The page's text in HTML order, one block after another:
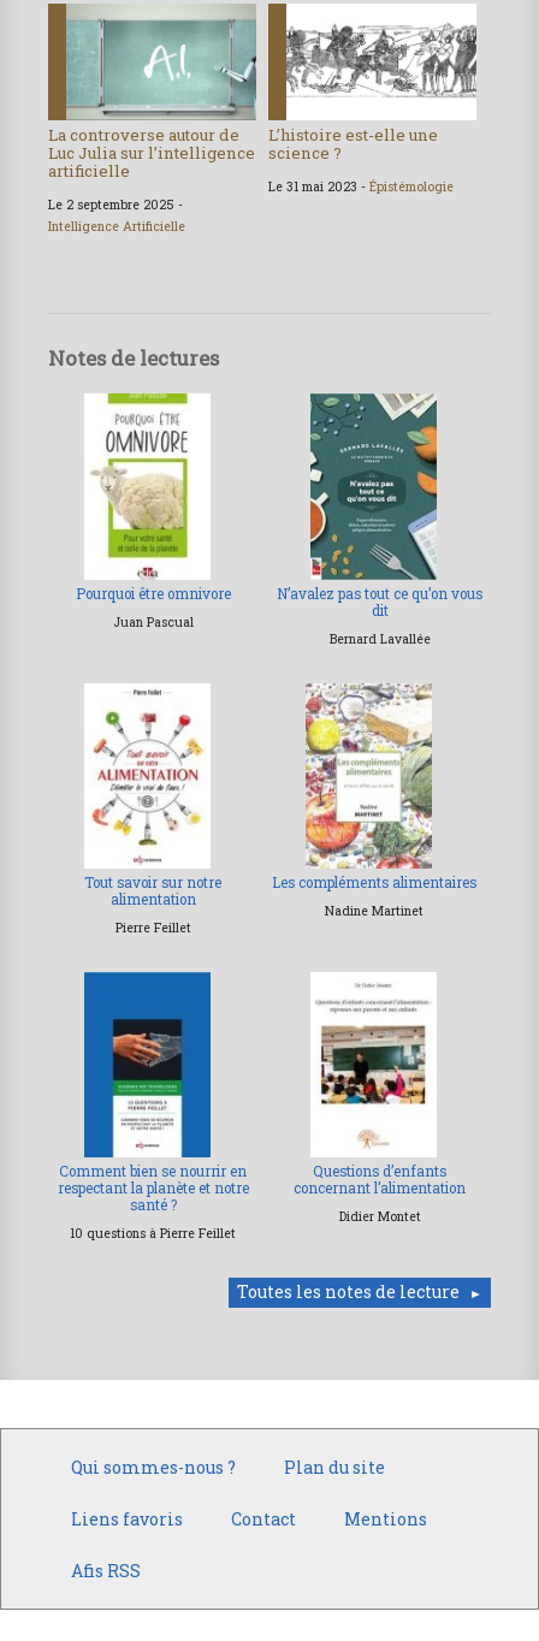
La controverse autour de
Luc Julia sur l’intelligence
artificielle
Le 2 septembre 2025 -
Intelligence Artificielle
L’histoire est-elle une
science ?
Le 31 mai 2023 - Épistémologie
Notes de lectures
Pourquoi être omnivore
Juan Pascual
N’avalez pas tout ce qu’on vous
dit
Bernard Lavallée
Tout savoir sur notre
alimentation
Pierre Feillet
Les compléments alimentaires
Nadine Martinet
Comment bien se nourrir en
respectant la planète et notre
santé ?
10 questions à Pierre Feillet
Questions d’enfants
concernant l’alimentation
Didier Montet
Toutes les notes de lecture
Qui sommes-nous ? Plan du site
Liens favoris Contact Mentions
Afis RSS